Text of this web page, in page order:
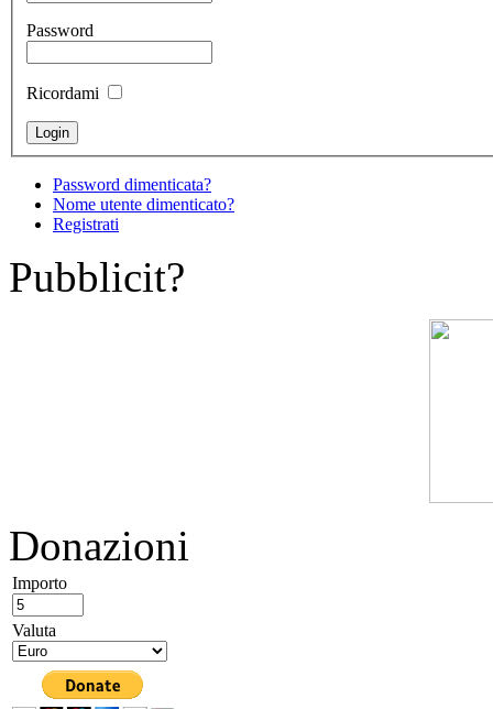
Password
Ricordami
Password dimenticata?
Nome utente dimenticato?
Registrati
Pubblicit?
Donazioni
Importo
Valuta